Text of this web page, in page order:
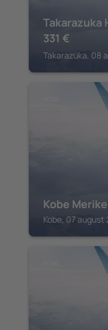
Takarazuka
331 €
Takarazuka, 08
Kobe
Kobe, 07